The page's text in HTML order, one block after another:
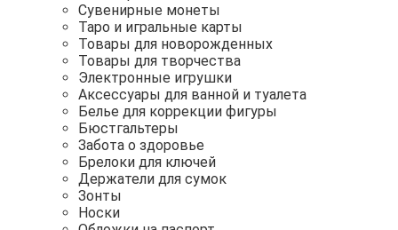
Сувенирные монеты
Таро и игральные карты
Товары для новорожденных
Товары для творчества
Электронные игрушки
Аксессуары для ванной и туалета
Белье для коррекции фигуры
Бюстгальтеры
Забота о здоровье
Брелоки для ключей
Держатели для сумок
Зонты
Носки